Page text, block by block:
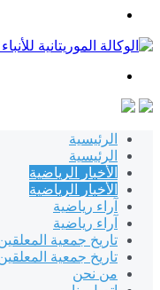
الرئيسية
الرئيسية
الأخبار الرياضية
الأخبار الرياضية
آراء رياضية
آراء رياضية
تاريخ جمعية المعلقين
تاريخ جمعية المعلقين
من نحن